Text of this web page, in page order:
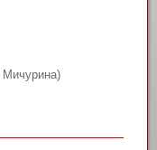
Мичурина)